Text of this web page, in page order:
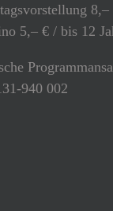
5,– € / bis 12
940 002